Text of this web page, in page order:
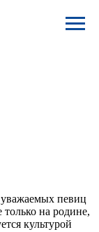
певиц
на родине,
культурой